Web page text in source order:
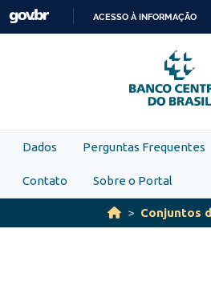
Skip to main content
PARA
O
ACESSO À INFORMAÇÃO
Dados Perguntas Frequentes
Contato Sobre o Portal
Conjuntos